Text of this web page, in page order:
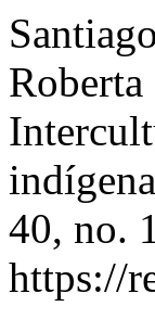
Roberta
40, no.
https://